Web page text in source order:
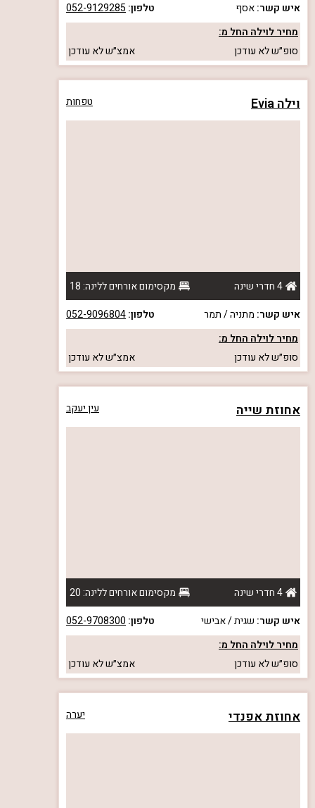
איש קשר:אסף טלפון: 052-9129285
מחיר לוילה החל מ:
סופ״שלא עודכן אמצ״שלא עודכן
וילה Evia טפחות
4 חדרי שינה
מקסימום אורחים ללינה: 18
איש קשר: מתניה / תמר טלפון:052-9096804
מחיר לוילה החל מ:
סופ״שלא עודכן אמצ״שלא עודכן
אחוזת שייה עין יעקב
4 חדרי שינה
מקסימום אורחים ללינה: 20
איש קשר: שגית / אבישי טלפון: 052-9708300
מחיר לוילה החל מ:
סופ״שלא עודכן אמצ״שלא עודכן
אחוזת אפנדי יערה